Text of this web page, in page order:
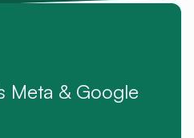
Meta & Google